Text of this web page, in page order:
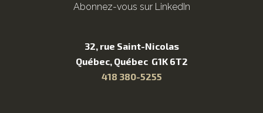
Abonnez-vous sur LinkedIn
32, rue Saint-Nicolas
Québec, Québec G1K 6T2
418 380-5255